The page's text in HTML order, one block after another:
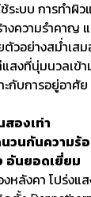
ช้ระบบ การทำผิ
งความรำคาญ
ตัวอย่างสม่ำเ
งที่นุ่มนวลเข้า
ะกับการอยู่อาศัย
องเท่า
วนกันความร้
อันยอดเยี่ยม
หลังคา โปร่ง